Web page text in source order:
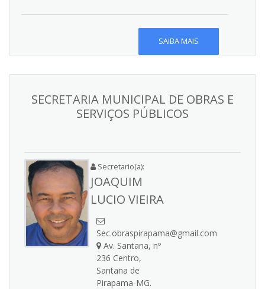
SAIBA MAIS
SECRETARIA MUNICIPAL DE OBRAS E
SERVIÇOS PÚBLICOS
Secretario(a):
JOAQUIM
LUCIO VIEIRA
Sec.obraspirapama@gmail.com
Av. Santana, nº
236 Centro,
Santana de
Pirapama-MG.